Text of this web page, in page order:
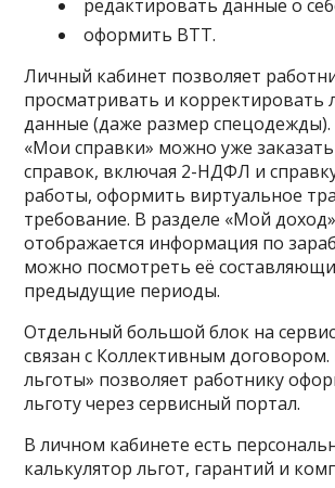
редактировать данные о
оформить ВТТ.
Личный кабинет позволяет
просматривать и корректировать
данные (даже размер спецодежды).
«Мои справки» можно уже
справок, включая 2-НДФЛ и
работы, оформить виртуальное
требование. В разделе «Мой
отображается информация по
можно посмотреть её
предыдущие периоды.
Отдельный большой блок на
связан с Коллективным
льготы» позволяет работнику
льготу через сервисный портал.
В личном кабинете есть
калькулятор льгот, гарантий и